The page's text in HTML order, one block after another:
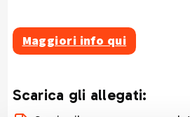
Maggiori info qui
Scarica gli allegati: